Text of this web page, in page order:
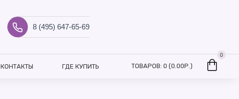
8 (495) 647-65-69
КОНТАКТЫ ГДЕ КУПИТЬ ТОВАРОВ: 0 (0.00Р.)
0